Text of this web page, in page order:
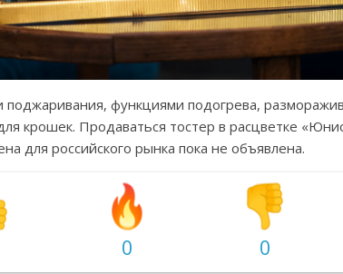
функциями подогрева,
крошек. Продаваться тостер в расцветке
для российского рынка пока не объявлена.
0 0